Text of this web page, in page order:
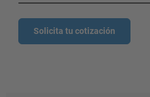
Solicita tu cotización